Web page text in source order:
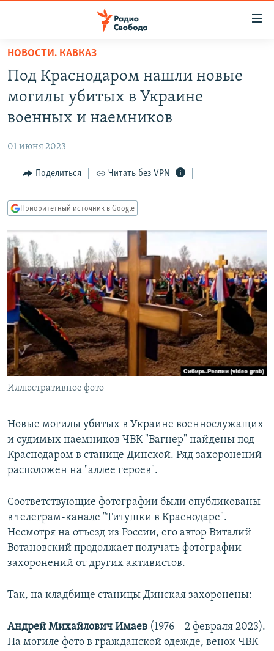
упрощенного
доступа
основному
Вернутся
Вернутся
поиску
ПОДКАСТЫ
АВТОРСКИЕ ПРОЕКТЫ
МНЕНИЯ
КУЛЬТУРА
КАВКАЗ.РЕАЛИИ
СЕВЕР.РЕАЛИИ
СИБИРЬ.РЕАЛИИ
РАСПИСАНИЕ ВЕЩАНИЯ
ПОДПИШИТЕСЬ НА РАССЫЛКУ
СОЦИАЛЬНЫЕ СЕТИ
Все сайты РСЕ/РС
НОВОСТИ. КАВКАЗ
Под Краснодаром нашли новые
могилы убитых в Украине
военных и наемников
01 июня 2023
Поделиться Читать без VPN
Приоритетный источник в Google
Иллюстративное фото
Новые могилы убитых в Украине военнослужащих
и судимых наемников ЧВК "Вагнер" найдены под
Краснодаром в станице Динской. Ряд захоронений
расположен на "аллее героев".
Соответствующие фотографии были опубликованы
в телеграм-канале "Титушки в Краснодаре".
Несмотря на отъезд из России, его автор Виталий
Вотановский продолжает получать фотографии
захоронений от других активистов.
Так, на кладбище станицы Динская захоронены:
Андрей Михайлович Имаев (1976 – 2 февраля 2023).
На могиле фото в гражданской одежде, венок ЧВК